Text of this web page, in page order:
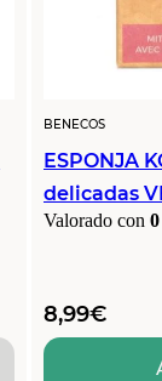
BENECOS
ESPONJA
delicadas
Valorado con 0
8,99€